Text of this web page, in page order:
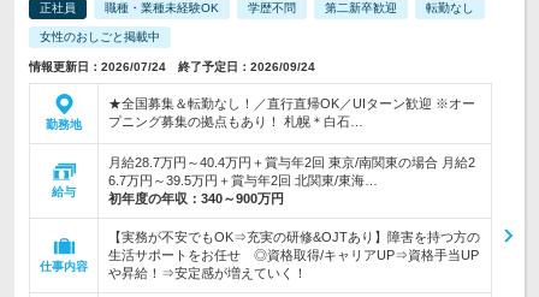
正社員 職種・業種未経験OK 学歴不問 第二新卒歓迎 転勤なし
女性のおしごと掲載中
情報更新日：2026/07/24 終了予定日：2026/09/24
勤務地
★全国募集＆転勤なし！／直行直帰OK／UIターン歓迎 ※オー
プニング募集の拠点もあり！ 札幌＊白石…
給与
月給28.7万円～40.4万円＋賞与年2回 東京/南関東の場合 月給2
6.7万円～39.5万円＋賞与年2回 北関東/東海…
初年度の年収： 340～900万円
仕事内容
【実務が不安でもOK⇒充実の研修&OJTあり】障害を持つ方の
生活サポートをお任せ ◎資格取得/キャリアUP⇒資格手当UP
や昇給！⇒安定感が増えていく！